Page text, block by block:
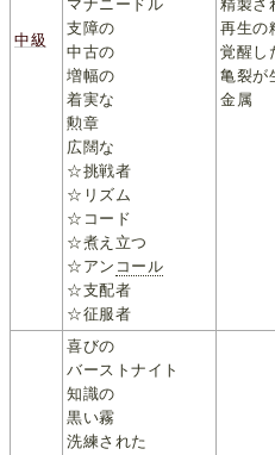
中級
マナニードル
支障の
中古の
増幅の
着実な
勲章
広闊な
☆挑戦者
☆リズム
☆コード
☆煮え立つ
☆アン コール
☆支配者
☆征服者
精製さ
再生の
覚醒し
亀裂が
金属
喜びの
バーストナイト
知識の
黒い霧
洗練された